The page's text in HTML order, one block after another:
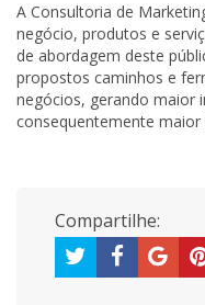
A Consultoria de
negócio, produtos e
de abordagem deste
propostos caminhos e
negócios, gerando maior
consequentemente
Compartilhe: